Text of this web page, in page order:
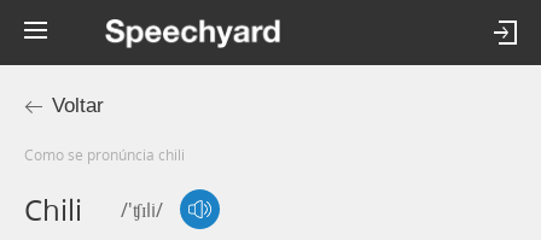
Voltar
Como se pronúncia chili
Chili /'ʧɪli/